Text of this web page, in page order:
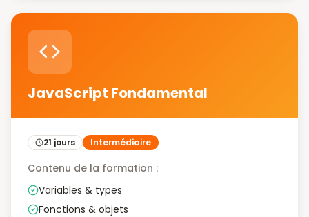
JavaScript Fondamental
21 jours Intermédiaire
Contenu de la formation :
Variables & types
Fonctions & objets